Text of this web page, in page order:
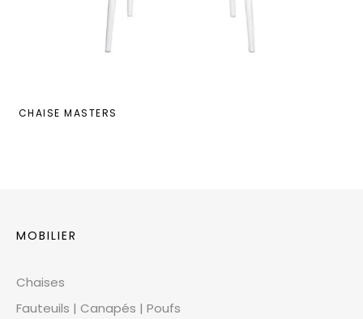
CHAISE MASTERS
MOBILIER
Chaises
Fauteuils | Canapés | Poufs